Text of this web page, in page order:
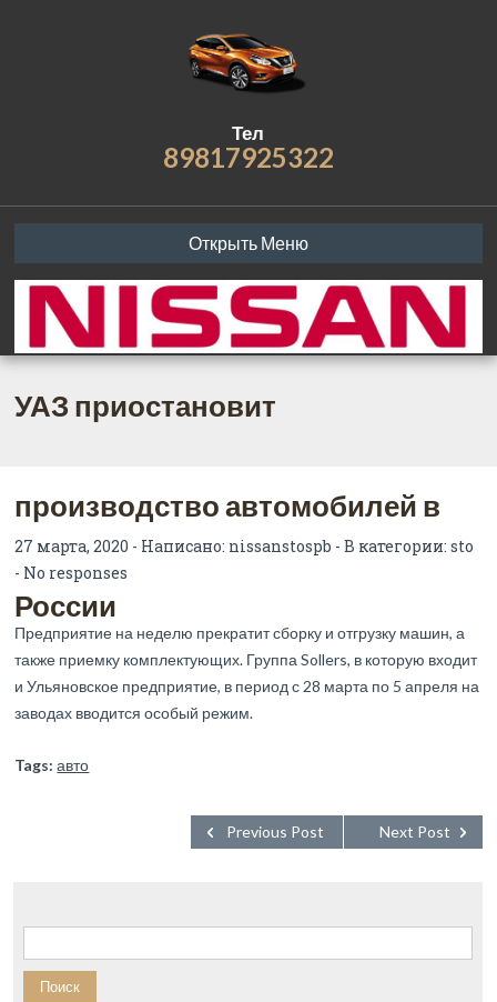
Тел
89817925322
Открыть Меню
УАЗ приостановит
производство автомобилей в
России
27 марта, 2020 - Написано: nissanstospb - В категории:sto
- No responses
Предприятие на неделю прекратит сборку и отгрузку машин, а
также приемку комплектующих. Группа Sollers, в которую входит
и Ульяновское предприятие, в период с 28 марта по 5 апреля на
заводах вводится особый режим.
Tags: авто
Next Post
Previous Post
Найти: